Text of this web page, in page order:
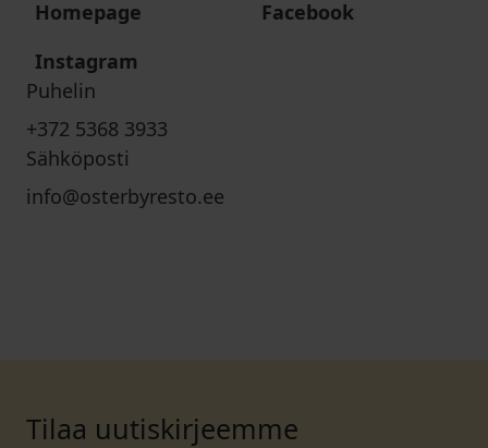
Homepage
Facebook
Instagram
Puhelin
+372 5368 3933
Sähköposti
info@osterbyresto.ee
Tilaa uutiskirjeemme